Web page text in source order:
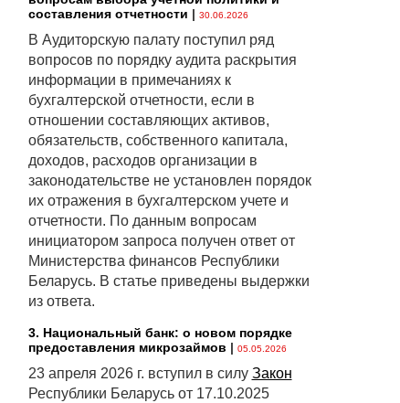
составления отчетности | 30.06.2026
В Аудиторскую палату поступил ряд
вопросов по порядку аудита раскрытия
информации в примечаниях к
бухгалтерской отчетности, если в
отношении составляющих активов,
обязательств, собственного капитала,
доходов, расходов организации в
законодательстве не установлен порядок
их отражения в бухгалтерском учете и
отчетности. По данным вопросам
инициатором запроса получен ответ от
Министерства финансов Республики
Беларусь. В статье приведены выдержки
из ответа.
3. Национальный банк: о новом порядке
предоставления микрозаймов | 05.05.2026
23 апреля 2026 г. вступил в силу Закон
Республики Беларусь от 17.10.2025